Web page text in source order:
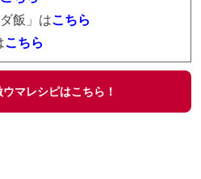
飯」はこちら
こちら
マレシピはこちら！